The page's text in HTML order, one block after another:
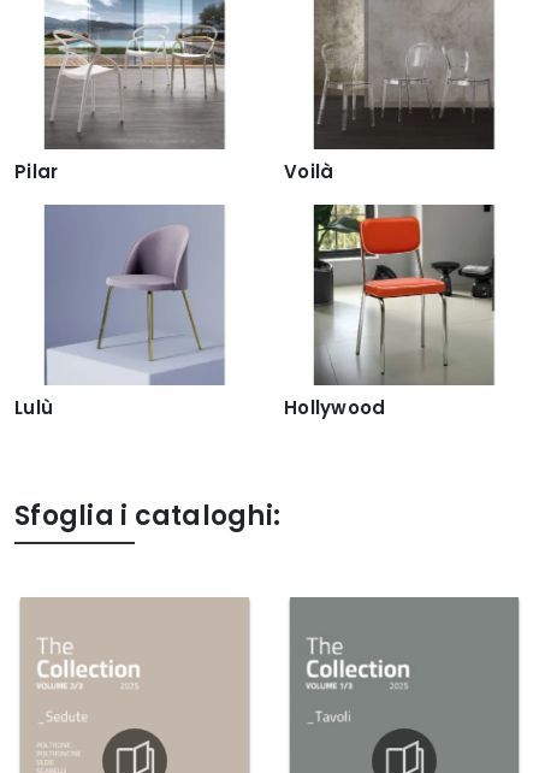
Pilar Voilà
Lulù Hollywood
Sfoglia i cataloghi: